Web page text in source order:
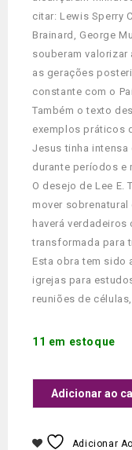
citar: Lewis Sperry
Brainard, George
souberam valorizar
as gerações
constante com o
Também o texto
exemplos práticos
Jesus tinha intensa
durante períodos e
O desejo de Lee E.
mover
haverá
transformada para
Esta obra tem sido
igrejas para
reuniões de
11 em estoque
Adicionar ao
Adicionar